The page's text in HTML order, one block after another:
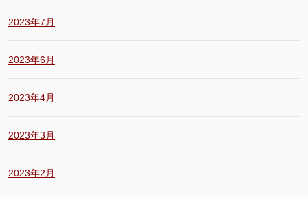
2023年7月
2023年6月
2023年4月
2023年3月
2023年2月